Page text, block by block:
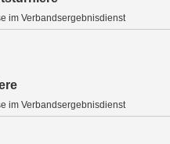
im Verbandsergebnisdienst
im Verbandsergebnisdienst